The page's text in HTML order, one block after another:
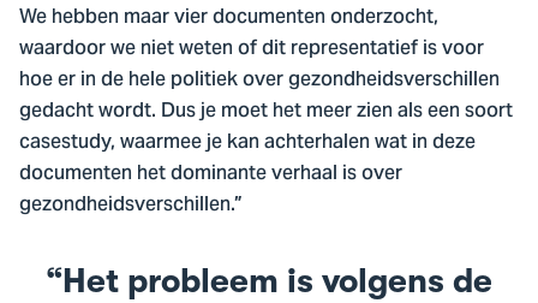
We hebben maar vier documenten onderzocht,
waardoor we niet weten of dit representatief is voor
hoe er in de hele politiek over gezondheidsverschillen
gedacht wordt. Dus je moet het meer zien als een soort
casestudy, waarmee je kan achterhalen wat in deze
documenten het dominante verhaal is over
gezondheidsverschillen.”
Het probleem is volgens de